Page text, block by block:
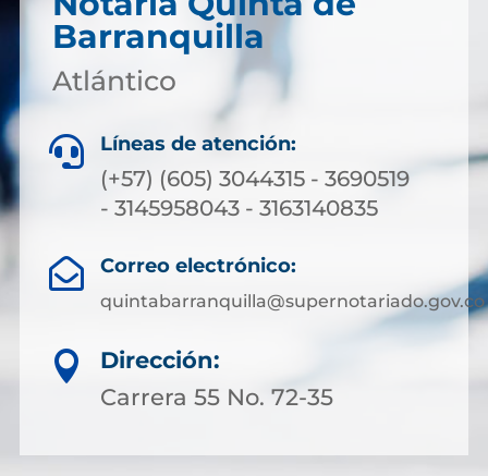
Barranquilla
Atlántico
 Líneas de atención:
(+57) (605) 3044315 - 3690519
- 3145958043 - 3163140835
 Correo electrónico:
quintabarranquilla@supernotariado.gov.co

Dirección:
Carrera 55 No. 72-35